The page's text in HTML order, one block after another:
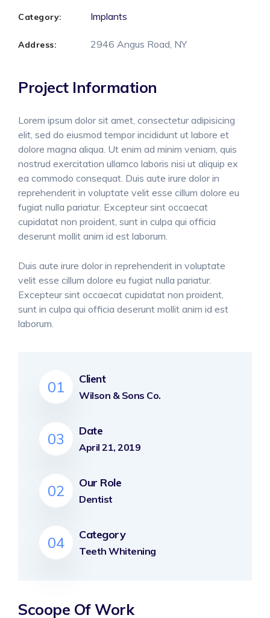
Category: Implants
Address: 2946 Angus Road, NY
Project Information
Lorem ipsum dolor sit amet, consectetur adipisicing
elit, sed do eiusmod tempor incididunt ut labore et
dolore magna aliqua. Ut enim ad minim veniam, quis
nostrud exercitation ullamco laboris nisi ut aliquip ex
ea commodo consequat. Duis aute irure dolor in
reprehenderit in voluptate velit esse cillum dolore eu
fugiat nulla pariatur. Excepteur sint occaecat
cupidatat non proident, sunt in culpa qui officia
deserunt mollit anim id est laborum.
Duis aute irure dolor in reprehenderit in voluptate
velit esse cillum dolore eu fugiat nulla pariatur.
Excepteur sint occaecat cupidatat non proident,
sunt in culpa qui officia deserunt mollit anim id est
laborum.
01 Client
Wilson & Sons Co.
03 Date
April 21, 2019
02 Our Role
Dentist
04 Category
Teeth Whitening
Scoope Of Work